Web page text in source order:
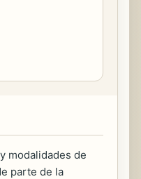
modalidades de
parte de la